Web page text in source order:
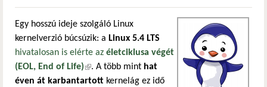
Egy hosszú ideje szolgáló Linux
kernelverzió búcsúzik: a Linux 5.4 LTS
hivatalosan is elérte az életciklusa végét
(EOL, End of Life)(külső hivatkozás)
. A több mint hat
éven át karbantartott kernelág ez idő